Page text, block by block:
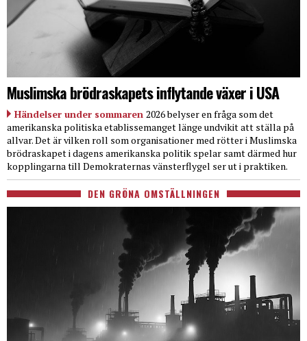
Muslimska brödraskapets inflytande växer i USA
Händelser under sommaren 2026 belyser en fråga som det
amerikanska politiska etablissemanget länge undvikit att ställa på
allvar. Det är vilken roll som organisationer med rötter i Muslimska
brödraskapet i dagens amerikanska politik spelar samt därmed hur
kopplingarna till Demokraternas vänsterflygel ser ut i praktiken.
DEN GRÖNA OMSTÄLLNINGEN